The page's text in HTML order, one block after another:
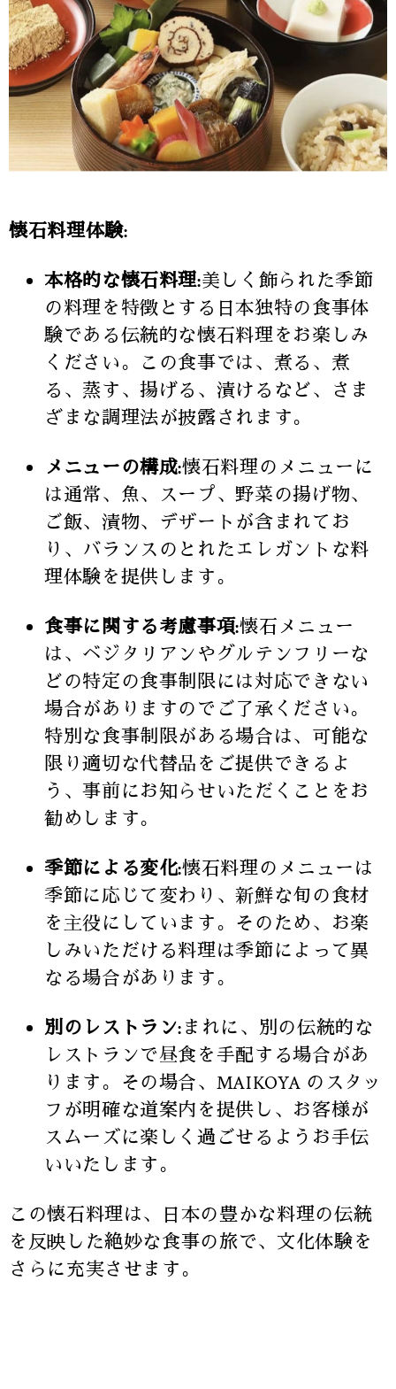
懐石料理体験:
本格的な懐石料理:美しく飾られた季節
の料理を特徴とする日本独特の食事体
験である伝統的な懐石料理をお楽しみ
ください。この食事では、煮る、煮
る、蒸す、揚げる、漬けるなど、さま
ざまな調理法が披露されます。
メニューの構成:懐石料理のメニューに
は通常、魚、スープ、野菜の揚げ物、
ご飯、漬物、デザートが含まれてお
り、バランスのとれたエレガントな料
理体験を提供します。
食事に関する考慮事項:懐石メニュー
は、ベジタリアンやグルテンフリーな
どの特定の食事制限には対応できない
場合がありますのでご了承ください。
特別な食事制限がある場合は、可能な
限り適切な代替品をご提供できるよ
う、事前にお知らせいただくことをお
勧めします。
季節による変化:懐石料理のメニューは
季節に応じて変わり、新鮮な旬の食材
を主役にしています。そのため、お楽
しみいただける料理は季節によって異
なる場合があります。
別のレストラン:まれに、別の伝統的な
レストランで昼食を手配する場合があ
ります。その場合、MAIKOYA のスタッ
フが明確な道案内を提供し、お客様が
スムーズに楽しく過ごせるようお手伝
いいたします。
この懐石料理は、日本の豊かな料理の伝統
を反映した絶妙な食事の旅で、文化体験を
さらに充実させます。